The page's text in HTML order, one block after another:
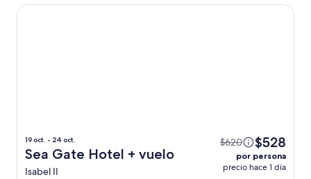
19 oct. - 24 oct.
Sea Gate Hotel + vuelo
Isabel II
$620 $528
por persona
precio hace 1 día
Sea Gate Hotel